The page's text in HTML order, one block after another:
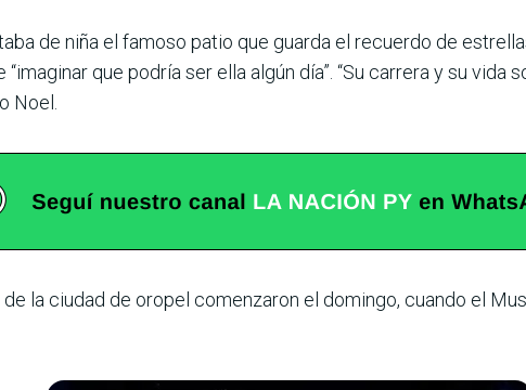
de niña el famoso patio que guarda el recuerdo de
que podría ser ella algún día”. “Su carrera y su vida
Noel.
la ciudad de oropel comenzaron el domingo, cuando el